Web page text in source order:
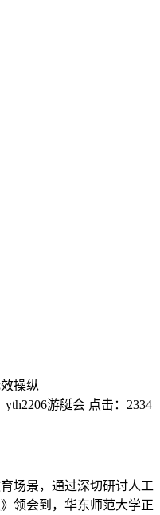
操纵
yth2206游艇会 点击： 2334
景，通过深切研讨人工
领会到，华东师范大学正